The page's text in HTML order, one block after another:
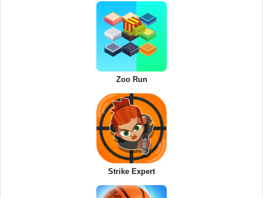
Zoo Run
Strike Expert